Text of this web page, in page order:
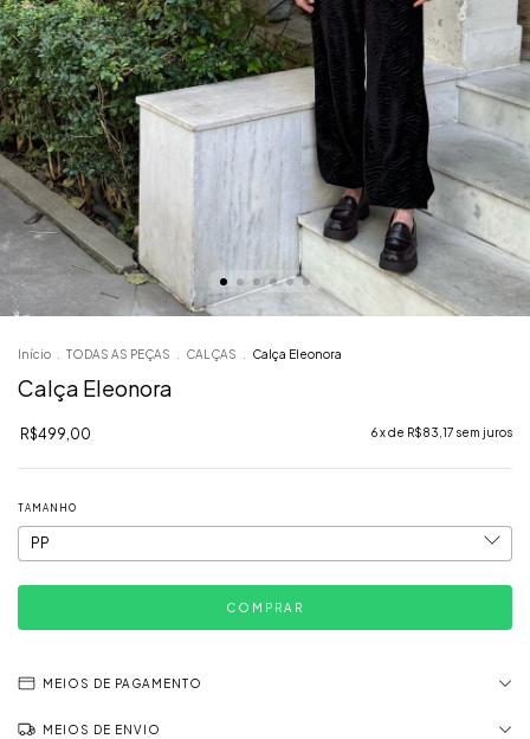
Início TODAS AS PEÇAS CALÇAS Calça Eleonora
Calça Eleonora
R$499,00 6x de R$83,17 sem juros
TAMANHO
MEIOS DE PAGAMENTO
MEIOS DE ENVIO